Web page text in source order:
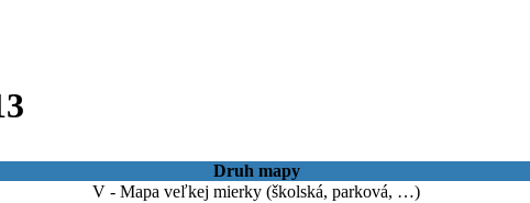
Druh mapy
V - Mapa veľkej mierky (školská, parková, …)